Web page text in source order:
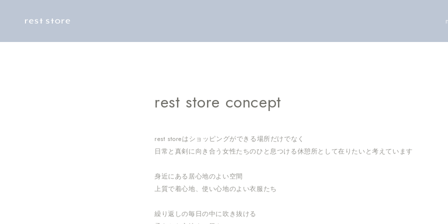
rest store concept
rest storeはショッピングができる場所だけでなく
日常と真剣に向き合う女性たちのひと息つける休憩所として在りたいと考えています
身近にある居心地のよい空間
上質で着心地、使い心地のよい衣服たち
繰り返しの毎日の中に吹き抜ける